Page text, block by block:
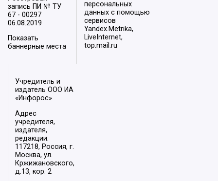
запись ПИ № ТУ
67 - 00297
06.08.2019
Показать
баннерные места
персональных
данных с помощью
сервисов
Yandex.Metrika,
LiveInternet,
top.mail.ru
Учредитель и
издатель ООО ИА
«Инфорос».
Адрес
учредителя,
издателя,
редакции:
117218, Россия, г.
Москва, ул.
Кржижановского,
д.13, кор. 2